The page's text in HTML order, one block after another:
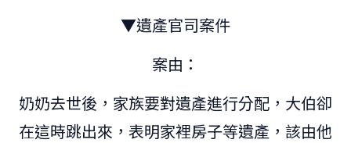
▼遺產官司案件
案由：
奶奶去世後，家族要對遺產進行分配，大伯卻
在這時跳出來，表明家裡房子等遺產，該由他